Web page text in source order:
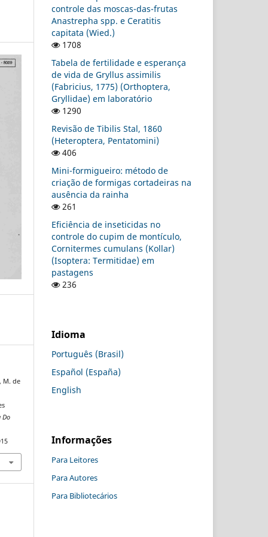
M. de
Do
controle das moscas-das-frutas
Anastrepha spp. e Ceratitis
capitata (Wied.)
1708
Tabela de fertilidade e esperança
de vida de Gryllus assimilis
(Fabricius, 1775) (Orthoptera,
Gryllidae) em laboratório
1290
Revisão de Tibilis Stal, 1860
(Heteroptera, Pentatomini)
406
Mini-formigueiro: método de
criação de formigas cortadeiras na
ausência da rainha
261
Eficiência de inseticidas no
controle do cupim de montículo,
Cornitermes cumulans (Kollar)
(Isoptera: Termitidae) em
pastagens
236
Idioma
Português (Brasil)
Español (España)
English
Informações
Para Leitores
Para Autores
Para Bibliotecários